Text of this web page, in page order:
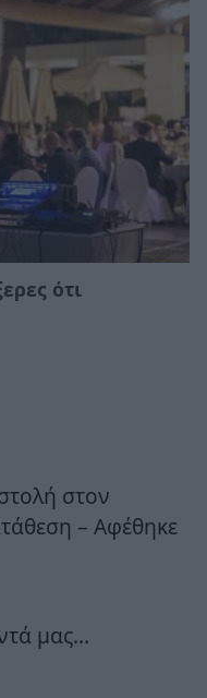
ότι
στον
– Αφέθηκε
μας…